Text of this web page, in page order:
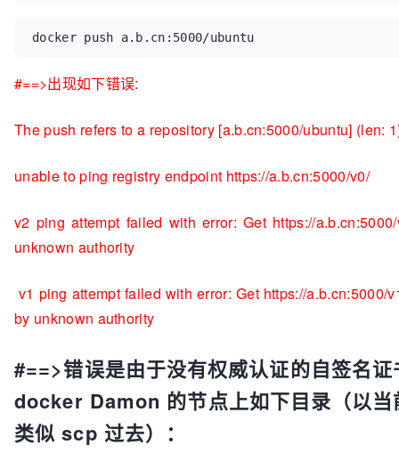
docker push a.b.cn:5000/ubuntu
#==>出现如下错误:
The push refers to a repository [a.b.cn:5000/ubuntu] (len:
unable to ping registry endpoint https://a.b.cn:5000/v0/
v2 ping attempt failed with error: Get https://
unknown authority
v1 ping attempt failed with error: Get https://a.b.cn:5000/
by unknown authority
#==>错误是由于没有权威认证的自签名
docker Damon 的节点上如下目录（以当
类似 scp 过去）：